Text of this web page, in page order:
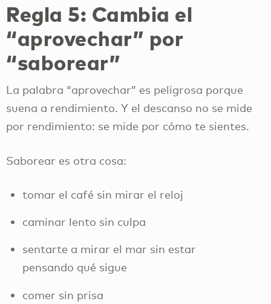
Regla 5: Cambia el
“aprovechar” por
“saborear”
La palabra “aprovechar” es peligrosa porque
suena a rendimiento. Y el descanso no se mide
por rendimiento: se mide por cómo te sientes.
Saborear es otra cosa:
tomar el café sin mirar el reloj
caminar lento sin culpa
sentarte a mirar el mar sin estar
pensando qué sigue
comer sin prisa